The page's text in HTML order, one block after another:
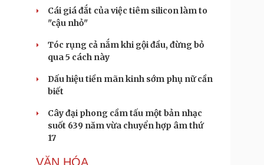
Cửa sổ tình yêu
Kể chuyện cho bé
Cái giá đắt của việc tiêm silicon làm to
"cậu nhỏ"
Tóc rụng cả nắm khi gội đầu, đừng bỏ
qua 5 cách này
Dấu hiệu tiền mãn kinh sớm phụ nữ cần
biết
Cây đại phong cầm tấu một bản nhạc
suốt 639 năm vừa chuyển hợp âm thứ
17
VĂN HÓA